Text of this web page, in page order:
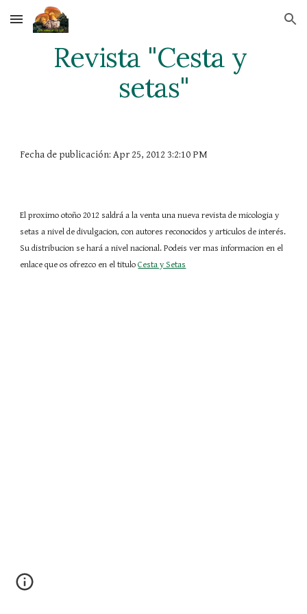
Skip to main content Skip to navigation
Revista "Cesta y
setas"
Fecha de publicación: Apr 25, 2012 3:2:10 PM
El proximo otoño 2012 saldrá a la venta una nueva revista de micologia y
setas a nivel de divulgacion, con autores reconocidos y articulos de interés.
Su distribucion se hará a nivel nacional. Podeis ver mas informacion en el
enlace que os ofrezco en el titulo Cesta y Setas